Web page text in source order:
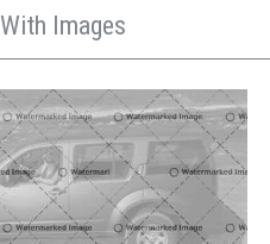
With Images